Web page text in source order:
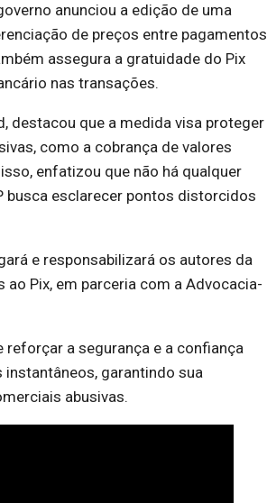
anunciou a edição de uma
de preços entre pagamentos
assegura a gratuidade do Pix
nas transações.
destacou que a medida visa proteger
como a cobrança de valores
enfatizou que não há qualquer
busca esclarecer pontos distorcidos
e responsabilizará os autores da
Pix, em parceria com a Advocacia-
a segurança e a confiança
garantindo sua
abusivas.